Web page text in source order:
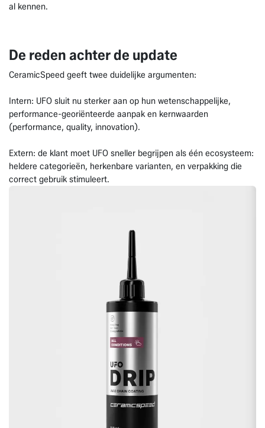
al kennen.
De reden achter de update
CeramicSpeed geeft twee duidelijke argumenten:
Intern: UFO sluit nu sterker aan op hun wetenschappelijke,
performance-georiënteerde aanpak en kernwaarden
(performance, quality, innovation).
Extern: de klant moet UFO sneller begrijpen als één ecosysteem:
heldere categorieën, herkenbare varianten, en verpakking die
correct gebruik stimuleert.